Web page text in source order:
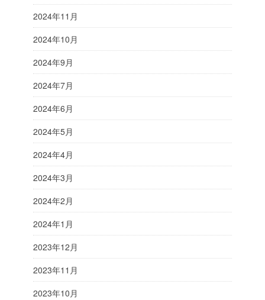
2024年11月
2024年10月
2024年9月
2024年7月
2024年6月
2024年5月
2024年4月
2024年3月
2024年2月
2024年1月
2023年12月
2023年11月
2023年10月